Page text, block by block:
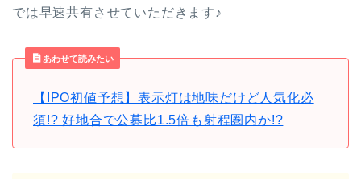
では早速共有させていただきます♪
あわせて読みたい
【IPO初値予想】表示灯は地味だけど人気化必
須!? 好地合で公募比1.5倍も射程圏内か!?